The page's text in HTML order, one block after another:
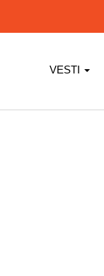
VESTI